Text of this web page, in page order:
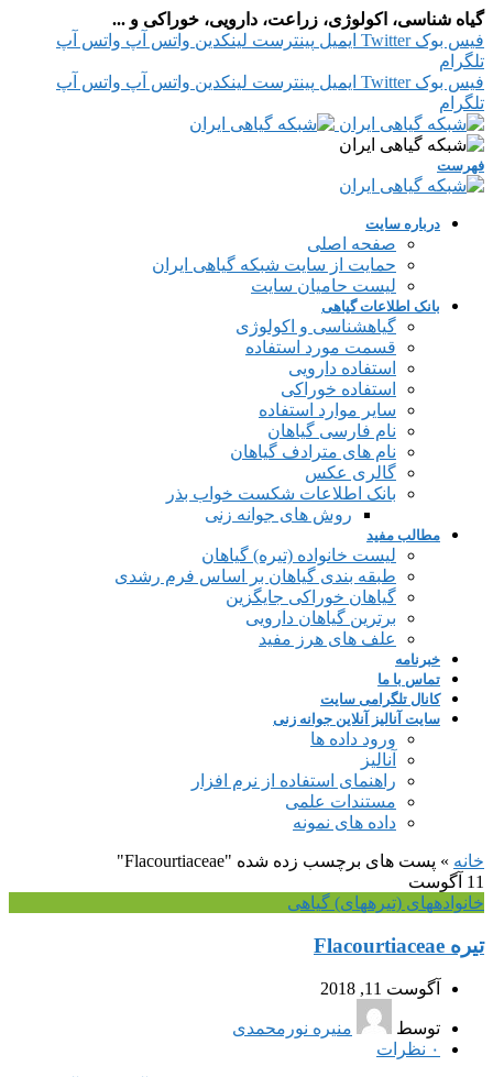
گیاه شناسی، اکولوژی، زراعت، دارویی، خوراکی و ...
فیس بوک Twitter ایمیل پینترست لینکدین واتس آپ واتس آپ
تلگرام
فیس بوک Twitter ایمیل پینترست لینکدین واتس آپ واتس آپ
تلگرام
فهرست
درباره سایت
صفحه اصلی
حمایت از سایت شبکه گیاهی ایران
لیست حامیان سایت
بانک اطلاعات گیاهی
گیاهشناسی و اکولوژی
قسمت مورد استفاده
استفاده دارویی
استفاده خوراکی
سایر موارد استفاده
نام فارسی گیاهان
نام های مترادف گیاهان
گالری عکس
بانک اطلاعات شکست خواب بذر
روش های جوانه زنی
مطالب مفید
لیست خانواده (تیره) گیاهان
طبقه بندی گیاهان بر اساس فرم رشدی
گیاهان خوراکی جایگزین
برترین گیاهان دارویی
علف های هرز مفید
خبرنامه
تماس با ما
کانال تلگرامی سایت
سایت آنالیز آنلاین جوانه زنی
ورود داده ها
آنالیز
راهنمای استفاده از نرم افزار
مستندات علمی
داده های نمونه
خانه » پست های برچسب زده شده "Flacourtiaceae"
11 آگوست
خانواده‎های (تیره‎های) گیاهی
تیره Flacourtiaceae
آگوست 11, 2018
توسط
منیره نورمحمدی
۰ نظرات